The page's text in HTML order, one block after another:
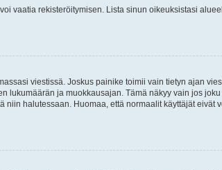
vaatia rekisteröitymisen. Lista sinun oikeuksistasi
viestissä. Joskus painike toimii vain tietyn ajan
lukumäärän ja muokkausajan. Tämä näkyy vain jos
halutessaan. Huomaa, että normaalit käyttäjät eivät